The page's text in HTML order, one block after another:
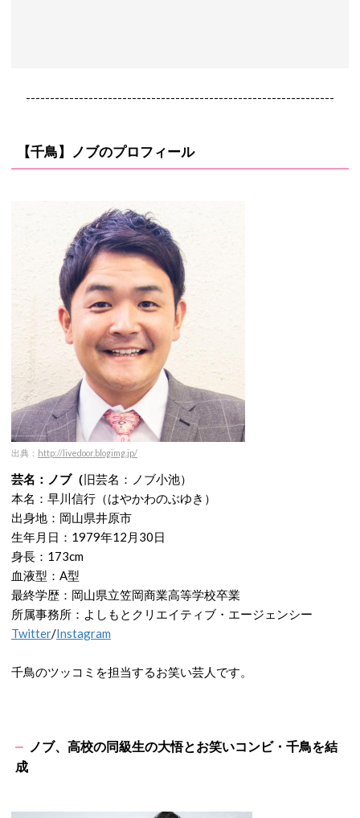
----------------------------------------------------------------
【千鳥】ノブのプロフィール
出典： http://livedoor.blogimg.jp/
芸名：ノブ（旧芸名：ノブ小池）
本名：早川信行（はやかわのぶゆき）
出身地：岡山県井原市
生年月日：1979年12月30日
身長：173cm
血液型：A型
最終学歴：岡山県立笠岡商業高等学校卒業
所属事務所：よしもとクリエイティブ・エージェンシー
Twitter/Instagram
千鳥のツッコミを担当するお笑い芸人です。
ノブ、高校の同級生の大悟とお笑いコンビ・千鳥を結
成